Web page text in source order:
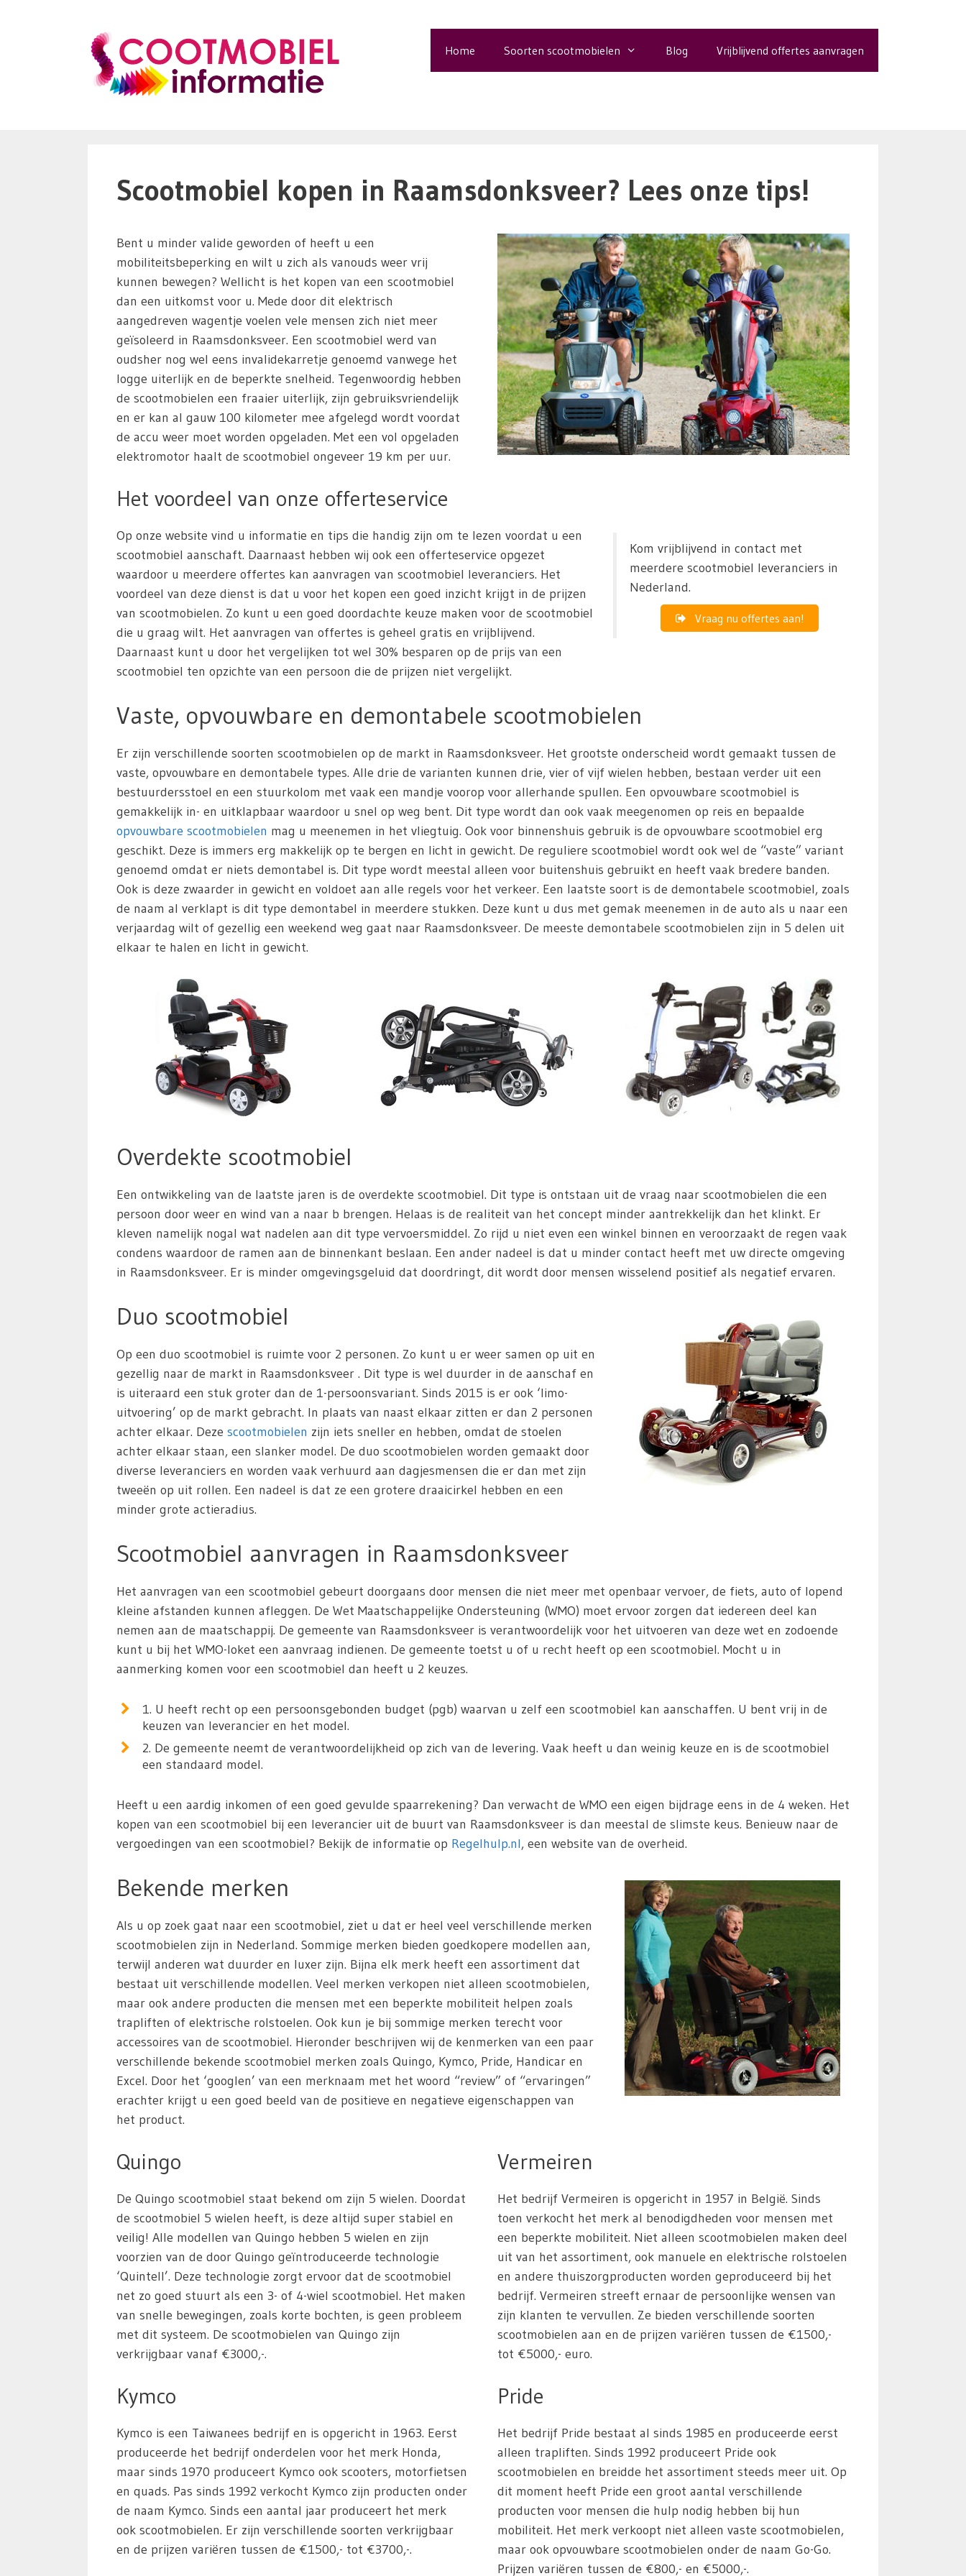
Home Soorten scootmobielen Blog Vrijblijvend offertes aanvragen
Scootmobiel kopen in Raamsdonksveer? Lees onze tips!
Bent u minder valide geworden of heeft u een
mobiliteitsbeperking en wilt u zich als vanouds weer vrij
kunnen bewegen? Wellicht is het kopen van een scootmobiel
dan een uitkomst voor u. Mede door dit elektrisch
aangedreven wagentje voelen vele mensen zich niet meer
geïsoleerd in Raamsdonksveer. Een scootmobiel werd van
oudsher nog wel eens invalidekarretje genoemd vanwege het
logge uiterlijk en de beperkte snelheid. Tegenwoordig hebben
de scootmobielen een fraaier uiterlijk, zijn gebruiksvriendelijk
en er kan al gauw 100 kilometer mee afgelegd wordt voordat
de accu weer moet worden opgeladen. Met een vol opgeladen
elektromotor haalt de scootmobiel ongeveer 19 km per uur.
Het voordeel van onze offerteservice
Kom vrijblijvend in contact met
meerdere scootmobiel leveranciers in
Nederland.
Vraag nu offertes aan!
Op onze website vind u informatie en tips die handig zijn om te lezen voordat u een
scootmobiel aanschaft. Daarnaast hebben wij ook een offerteservice opgezet
waardoor u meerdere offertes kan aanvragen van scootmobiel leveranciers. Het
voordeel van deze dienst is dat u voor het kopen een goed inzicht krijgt in de prijzen
van scootmobielen. Zo kunt u een goed doordachte keuze maken voor de scootmobiel
die u graag wilt. Het aanvragen van offertes is geheel gratis en vrijblijvend.
Daarnaast kunt u door het vergelijken tot wel 30% besparen op de prijs van een
scootmobiel ten opzichte van een persoon die de prijzen niet vergelijkt.
Vaste, opvouwbare en demontabele scootmobielen
Er zijn verschillende soorten scootmobielen op de markt in Raamsdonksveer. Het grootste onderscheid wordt gemaakt tussen de
vaste, opvouwbare en demontabele types. Alle drie de varianten kunnen drie, vier of vijf wielen hebben, bestaan verder uit een
bestuurdersstoel en een stuurkolom met vaak een mandje voorop voor allerhande spullen. Een opvouwbare scootmobiel is
gemakkelijk in- en uitklapbaar waardoor u snel op weg bent. Dit type wordt dan ook vaak meegenomen op reis en bepaalde
opvouwbare scootmobielen mag u meenemen in het vliegtuig. Ook voor binnenshuis gebruik is de opvouwbare scootmobiel erg
geschikt. Deze is immers erg makkelijk op te bergen en licht in gewicht. De reguliere scootmobiel wordt ook wel de “vaste” variant
genoemd omdat er niets demontabel is. Dit type wordt meestal alleen voor buitenshuis gebruikt en heeft vaak bredere banden.
Ook is deze zwaarder in gewicht en voldoet aan alle regels voor het verkeer. Een laatste soort is de demontabele scootmobiel, zoals
de naam al verklapt is dit type demontabel in meerdere stukken. Deze kunt u dus met gemak meenemen in de auto als u naar een
verjaardag wilt of gezellig een weekend weg gaat naar Raamsdonksveer. De meeste demontabele scootmobielen zijn in 5 delen uit
elkaar te halen en licht in gewicht.
Overdekte scootmobiel
Een ontwikkeling van de laatste jaren is de overdekte scootmobiel. Dit type is ontstaan uit de vraag naar scootmobielen die een
persoon door weer en wind van a naar b brengen. Helaas is de realiteit van het concept minder aantrekkelijk dan het klinkt. Er
kleven namelijk nogal wat nadelen aan dit type vervoersmiddel. Zo rijd u niet even een winkel binnen en veroorzaakt de regen vaak
condens waardoor de ramen aan de binnenkant beslaan. Een ander nadeel is dat u minder contact heeft met uw directe omgeving
in Raamsdonksveer. Er is minder omgevingsgeluid dat doordringt, dit wordt door mensen wisselend positief als negatief ervaren.
Duo scootmobiel
Op een duo scootmobiel is ruimte voor 2 personen. Zo kunt u er weer samen op uit en
gezellig naar de markt in Raamsdonksveer . Dit type is wel duurder in de aanschaf en
is uiteraard een stuk groter dan de 1-persoonsvariant. Sinds 2015 is er ook ‘limo-
uitvoering’ op de markt gebracht. In plaats van naast elkaar zitten er dan 2 personen
achter elkaar. Deze scootmobielen zijn iets sneller en hebben, omdat de stoelen
achter elkaar staan, een slanker model. De duo scootmobielen worden gemaakt door
diverse leveranciers en worden vaak verhuurd aan dagjesmensen die er dan met zijn
tweeën op uit rollen. Een nadeel is dat ze een grotere draaicirkel hebben en een
minder grote actieradius.
Scootmobiel aanvragen in Raamsdonksveer
Het aanvragen van een scootmobiel gebeurt doorgaans door mensen die niet meer met openbaar vervoer, de fiets, auto of lopend
kleine afstanden kunnen afleggen. De Wet Maatschappelijke Ondersteuning (WMO) moet ervoor zorgen dat iedereen deel kan
nemen aan de maatschappij. De gemeente van Raamsdonksveer is verantwoordelijk voor het uitvoeren van deze wet en zodoende
kunt u bij het WMO-loket een aanvraag indienen. De gemeente toetst u of u recht heeft op een scootmobiel. Mocht u in
aanmerking komen voor een scootmobiel dan heeft u 2 keuzes.
1. U heeft recht op een persoonsgebonden budget (pgb) waarvan u zelf een scootmobiel kan aanschaffen. U bent vrij in de
keuzen van leverancier en het model.
2. De gemeente neemt de verantwoordelijkheid op zich van de levering. Vaak heeft u dan weinig keuze en is de scootmobiel
een standaard model.
Heeft u een aardig inkomen of een goed gevulde spaarrekening? Dan verwacht de WMO een eigen bijdrage eens in de 4 weken. Het
kopen van een scootmobiel bij een leverancier uit de buurt van Raamsdonksveer is dan meestal de slimste keus. Benieuw naar de
vergoedingen van een scootmobiel? Bekijk de informatie op Regelhulp.nl, een website van de overheid.
Bekende merken
Als u op zoek gaat naar een scootmobiel, ziet u dat er heel veel verschillende merken
scootmobielen zijn in Nederland. Sommige merken bieden goedkopere modellen aan,
terwijl anderen wat duurder en luxer zijn. Bijna elk merk heeft een assortiment dat
bestaat uit verschillende modellen. Veel merken verkopen niet alleen scootmobielen,
maar ook andere producten die mensen met een beperkte mobiliteit helpen zoals
trapliften of elektrische rolstoelen. Ook kun je bij sommige merken terecht voor
accessoires van de scootmobiel. Hieronder beschrijven wij de kenmerken van een paar
verschillende bekende scootmobiel merken zoals Quingo, Kymco, Pride, Handicar en
Excel. Door het ‘googlen’ van een merknaam met het woord “review” of “ervaringen”
erachter krijgt u een goed beeld van de positieve en negatieve eigenschappen van
het product.
Quingo
De Quingo scootmobiel staat bekend om zijn 5 wielen. Doordat
de scootmobiel 5 wielen heeft, is deze altijd super stabiel en
veilig! Alle modellen van Quingo hebben 5 wielen en zijn
voorzien van de door Quingo geïntroduceerde technologie
‘Quintell’. Deze technologie zorgt ervoor dat de scootmobiel
net zo goed stuurt als een 3- of 4-wiel scootmobiel. Het maken
van snelle bewegingen, zoals korte bochten, is geen probleem
met dit systeem. De scootmobielen van Quingo zijn
verkrijgbaar vanaf €3000,-.
Vermeiren
Het bedrijf Vermeiren is opgericht in 1957 in België. Sinds
toen verkocht het merk al benodigdheden voor mensen met
een beperkte mobiliteit. Niet alleen scootmobielen maken deel
uit van het assortiment, ook manuele en elektrische rolstoelen
en andere thuiszorgproducten worden geproduceerd bij het
bedrijf. Vermeiren streeft ernaar de persoonlijke wensen van
zijn klanten te vervullen. Ze bieden verschillende soorten
scootmobielen aan en de prijzen variëren tussen de €1500,-
tot €5000,- euro.
Kymco
Kymco is een Taiwanees bedrijf en is opgericht in 1963. Eerst
produceerde het bedrijf onderdelen voor het merk Honda,
maar sinds 1970 produceert Kymco ook scooters, motorfietsen
en quads. Pas sinds 1992 verkocht Kymco zijn producten onder
de naam Kymco. Sinds een aantal jaar produceert het merk
ook scootmobielen. Er zijn verschillende soorten verkrijgbaar
en de prijzen variëren tussen de €1500,- tot €3700,-.
Pride
Het bedrijf Pride bestaat al sinds 1985 en produceerde eerst
alleen trapliften. Sinds 1992 produceert Pride ook
scootmobielen en breidde het assortiment steeds meer uit. Op
dit moment heeft Pride een groot aantal verschillende
producten voor mensen die hulp nodig hebben bij hun
mobiliteit. Het merk verkoopt niet alleen vaste scootmobielen,
maar ook opvouwbare scootmobielen onder de naam Go-Go.
Prijzen variëren tussen de €800,- en €5000,-.